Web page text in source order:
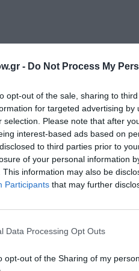
- Do Not Process My
opt-out of the sale, sharing to
for targeted advertising
selection. Please note that after
interest-based ads based on
to third parties prior to
of your personal information
This information may also be
Participants that may further
Data Processing Opt Outs
opt-out of the Sharing of my
στοCulturenow.gr